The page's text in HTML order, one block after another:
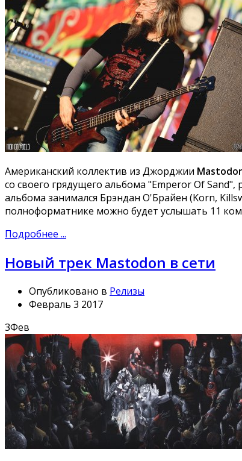
Американский коллектив из Джорджии
со своего грядущего альбома "Emperor Of
альбома занимался Брэндан О'Брайен (Korn,
полноформатнике можно будет услышать 11
Подробнее ...
Новый трек Mastodon в сети
Опубликовано в Релизы
Февраль 3 2017
3Фев